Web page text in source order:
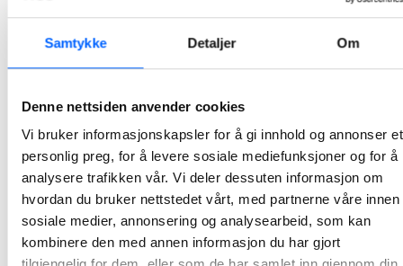
Samtykke Detaljer Om
Denne nettsiden anvender cookies
Vi bruker informasjonskapsler for å gi innhold og annonser et
personlig preg, for å levere sosiale mediefunksjoner og for å
analysere trafikken vår. Vi deler dessuten informasjon om
hvordan du bruker nettstedet vårt, med partnerne våre innen
sosiale medier, annonsering og analysearbeid, som kan
kombinere den med annen informasjon du har gjort
Her legger NCC asfalt produsert nesten uten CO2-
utslipp
Nye NCC NoDig jobber i Drammen og Malmø
NCC har inngått kontrakt med Drammen kommune om gravefri rørfornying av kommunale avløpsledninger. I høst renoverer NCCs norske NoDig-eksperter også kommunale avløp i Malmø i Sverige.